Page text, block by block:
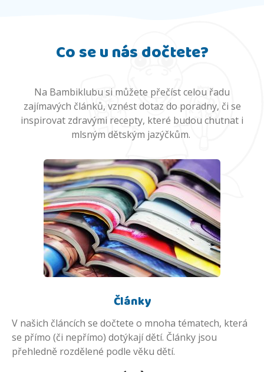
Co se u nás dočtete?
Na Bambiklubu si můžete přečíst celou řadu
zajímavých článků, vznést dotaz do poradny, či se
inspirovat zdravými recepty, které budou chutnat i
mlsným dětským jazýčkům.
Články
V našich článcích se dočtete o mnoha tématech, která
se přímo (či nepřímo) dotýkají dětí. Články jsou
přehledně rozdělené podle věku dětí.